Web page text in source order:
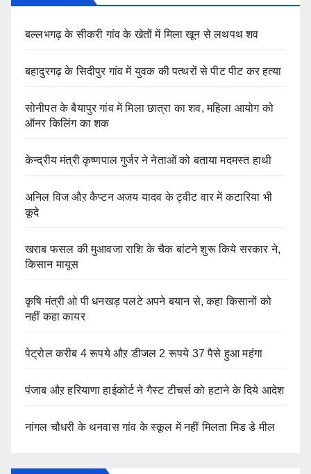
बल्लभगढ़ के सीकरी गांव के खेतों में मिला खून से लथपथ शव
बहादुरगढ़ के सिदीपुर गांव में युवक की पत्थरों से पीट पीट कर हत्या
सोनीपत के बैयापुर गांव में मिला छात्रा का शव, महिला आयोग को
ऑनर किलिंग का शक
केन्द्रीय मंत्री कृष्णपाल गुर्जर ने नेताओं को बताया मदमस्त हाथी
अनिल विज औऱ कैप्टन अजय यादव के ट्वीट वार में कटारिया भी
कूदे
खराब फसल की मुआवजा राशि के चैक बांटने शुरू किये सरकार ने,
किसान मायूस
कृषि मंत्री ओ पी धनखड़ पलटे अपने बयान से, कहा किसानों को
नहीं कहा कायर
पेट्रोल करीब 4 रूपये औऱ डीजल 2 रूपये 37 पैसे हुआ महंगा
पंजाब औऱ हरियाणा हाईकोर्ट ने गैस्ट टीचर्स को हटाने के दिये आदेश
नांगल चौधरी के थनवास गांव के स्कूल में नहीं मिलता मिड डे मील